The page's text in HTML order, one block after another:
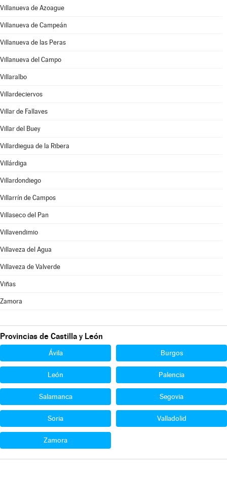
Villanueva de Azoague
Villanueva de Campeán
Villanueva de las Peras
Villanueva del Campo
Villaralbo
Villardeciervos
Villar de Fallaves
Villar del Buey
Villardiegua de la Ribera
Villárdiga
Villardondiego
Villarrín de Campos
Villaseco del Pan
Villavendimio
Villaveza del Agua
Villaveza de Valverde
Viñas
Zamora
Provincias de Castilla y León
Ávila Burgos
León Palencia
Salamanca Segovia
Soria Valladolid
Zamora